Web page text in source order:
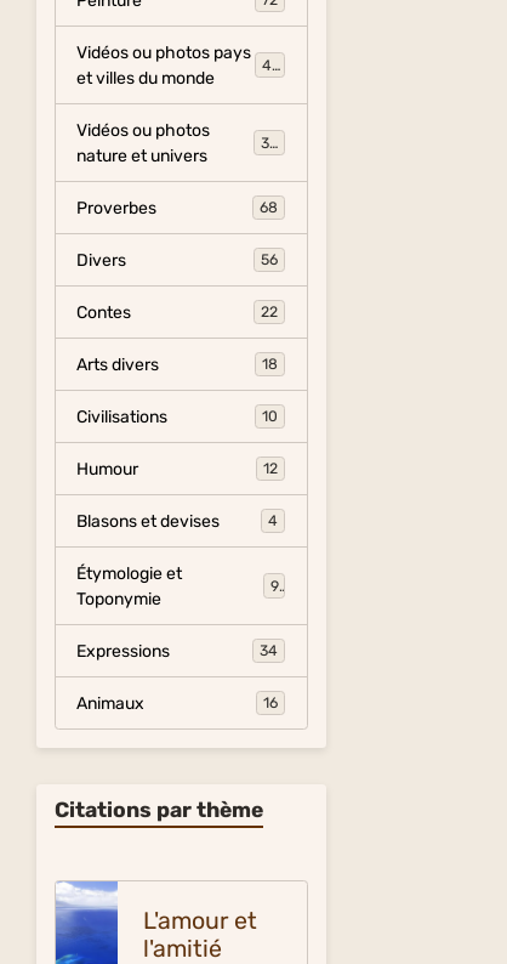
Vidéos ou photos pays
et villes du monde
454
Vidéos ou photos
nature et univers
325
Proverbes 68
Divers 56
Contes 22
Arts divers 18
Civilisations 10
Humour 12
Blasons et devises 4
Étymologie et
Toponymie
9
Expressions 34
Animaux 16
Citations par thème
L'amour et
l'amitié